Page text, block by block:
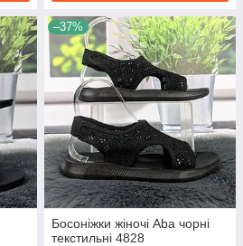
–37%
Босоніжки жіночі Aba чорні
текстильні 4828